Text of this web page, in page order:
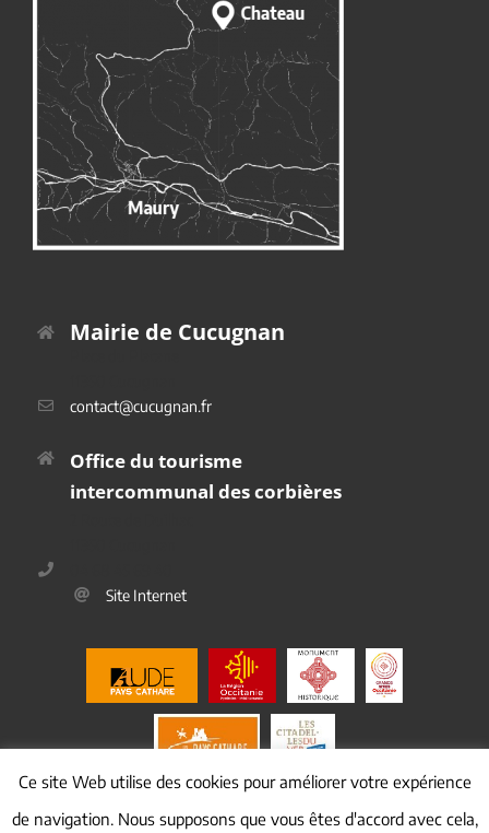
Mairie de Cucugnan
contact@cucugnan.fr
Office du tourisme
intercommunal des corbières
Site Internet
Ce site Web utilise des cookies pour améliorer votre expérience
de navigation. Nous supposons que vous êtes d'accord avec cela,